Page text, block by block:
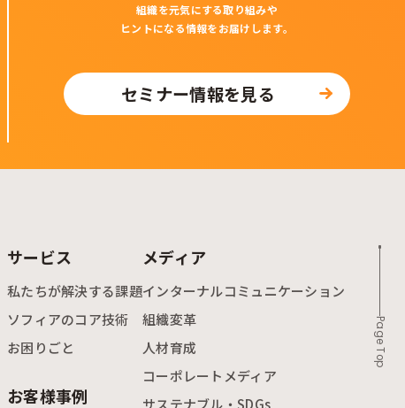
組織を元気にする取り組みや
ヒントになる情報をお届けします。
セミナー情報を見る
サービス
私たちが解決する課題
ソフィアのコア技術
お困りごと
お客様事例
メディア
インターナルコミュニケーション
組織変革
人材育成
コーポレートメディア
Page Top